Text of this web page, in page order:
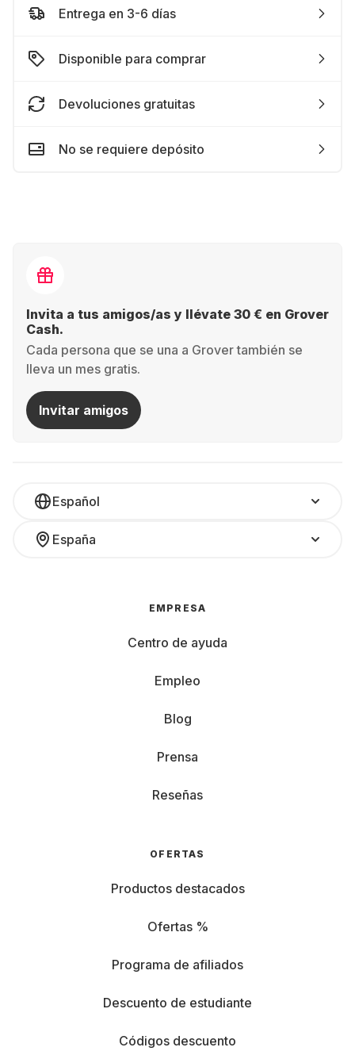
Entrega en 3-6 días
Disponible para comprar
Devoluciones gratuitas
No se requiere depósito
Invita a tus amigos/as y llévate 30 € en Grover
Cash.
Cada persona que se una a Grover también se
lleva un mes gratis.
Invitar amigos
Español
España
EMPRESA
Centro de ayuda
Empleo
Blog
Prensa
Reseñas
OFERTAS
Productos destacados
Ofertas %
Programa de afiliados
Descuento de estudiante
Códigos descuento